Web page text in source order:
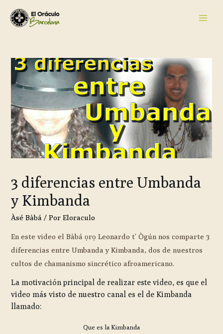
3 diferencias entre Umbanda
y Kimbanda
Àsé Bàbá / PorEloraculo
En este video el Bàbá ọrọ Leonardo t’ Ògún nos comparte 3
diferencias entre Umbanda y Kimbanda, dos de nuestros
cultos de chamanismo sincrético afroamericano.
La motivación principal de realizar este video, es que el
video más visto de nuestro canal es el de Kimbanda
llamado:
Que es la Kimbanda